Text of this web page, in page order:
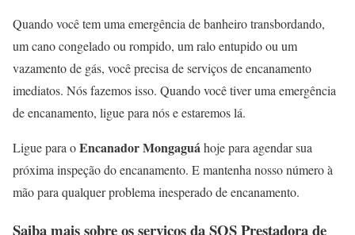
Quando você tem uma emergência de banheiro transbordando,
um cano congelado ou rompido, um ralo entupido ou um
vazamento de gás, você precisa de serviços de encanamento
imediatos. Nós fazemos isso. Quando você tiver uma emergência
de encanamento, ligue para nós e estaremos lá.
Ligue para oEncanador Mongaguáhoje para agendar sua
próxima inspeção do encanamento. E mantenha nosso número à
mão para qualquer problema inesperado de encanamento.
Saiba mais sobre os serviços da SOS Prestadora de